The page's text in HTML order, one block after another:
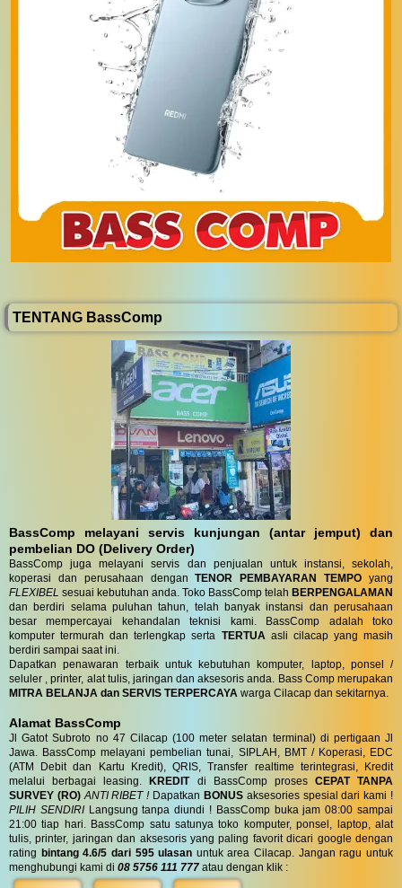
TENTANG BassComp
BassComp melayani servis kunjungan (antar jemput) dan
pembelian DO (Delivery Order)
BassComp juga melayani servis dan penjualan untuk instansi, sekolah,
koperasi dan perusahaan denganTENOR PEMBAYARAN TEMPO yang
FLEXIBEL sesuai kebutuhan anda. Toko BassComp telah BERPENGALAMAN
dan berdiri selama puluhan tahun, telah banyak instansi dan perusahaan
besar mempercayai kehandalan teknisi kami. BassComp adalah toko
komputer termurah dan terlengkap serta TERTUA asli cilacap yang masih
berdiri sampai saat ini.
Dapatkan penawaran terbaik untuk kebutuhan komputer, laptop, ponsel /
seluler , printer, alat tulis, jaringan dan aksesoris anda. Bass Comp merupakan
MITRA BELANJA dan SERVIS TERPERCAYA warga Cilacap dan sekitarnya.
Alamat BassComp
Jl Gatot Subroto no 47 Cilacap (100 meter selatan terminal) di pertigaan Jl
Jawa. BassComp melayani pembelian tunai, SIPLAH, BMT / Koperasi, EDC
(ATM Debit dan Kartu Kredit), QRIS, Transfer realtime terintegrasi, Kredit
melalui berbagai leasing.KREDITdi BassComp proses CEPAT TANPA
SURVEY (RO) ANTI RIBET !Dapatkan BONUSaksesories spesial dari kami !
PILIH SENDIRILangsung tanpa diundi ! BassComp buka jam 08:00 sampai
21:00 tiap hari. BassComp satu satunya toko komputer, ponsel, laptop, alat
tulis, printer, jaringan dan aksesoris yang paling favorit dicari google dengan
rating bintang 4.6/5 dari 595 ulasan untuk area Cilacap. Jangan ragu untuk
menghubungi kami di 08 5756 111 777 atau dengan klik :